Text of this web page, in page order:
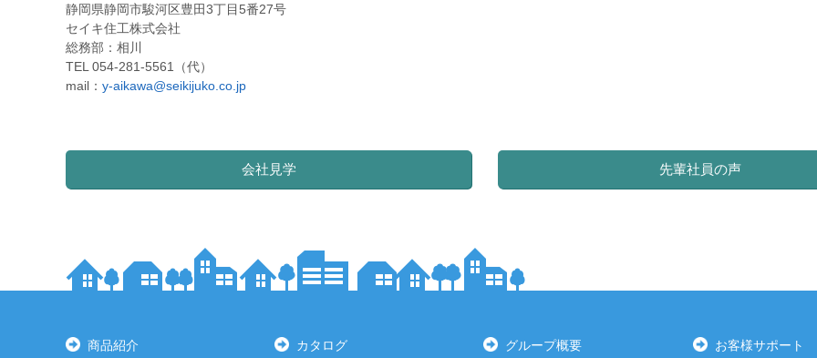
静岡県静岡市駿河区豊田3丁目5番27号
セイキ住工株式会社
総務部：相川
TEL 054-281-5561（代）
mail： y-aikawa@seikijuko.co.jp
会社見学 先輩社員の声
商品紹介 カタログ グループ概要 お客様サポート